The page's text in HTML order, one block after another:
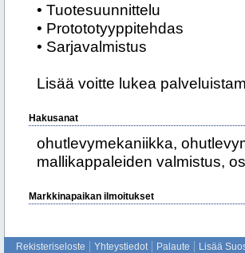
• Tuotesuunnittelu
• Protototyyppitehdas
• Sarjavalmistus
Lisää voitte lukea
Hakusanat
ohutlevymekaniikka,
mallikappaleiden valmistus,
Markkinapaikan ilmoitukset
Rekisteriseloste Yhteystiedot Palaute Lisää